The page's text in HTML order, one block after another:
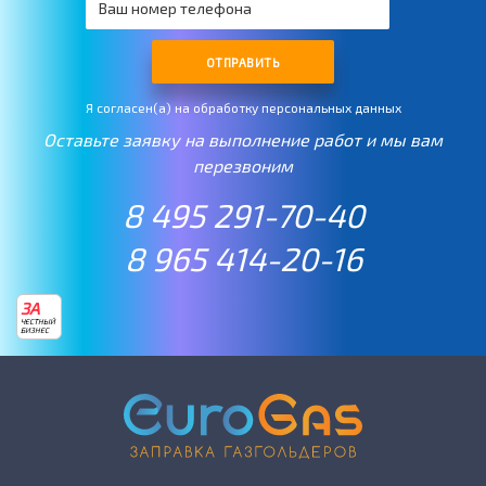
если вы используете газ для отопления дома.
Большие жилые дома, а также предприятия требуют
больших мощностей из-за расхода топлива.
ОТПРАВИТЬ
Я согласен(а) на обработку персональных данных
Оставьте заявку на выполнение работ и мы вам
перезвоним
8 495 291-70-40
8 965 414-20-16
ЗА
ЧЕСТНЫЙ
БИЗНЕС